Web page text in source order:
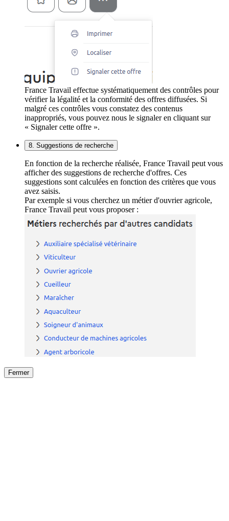
France Travail effectue systématiquement des contrôles pour
vérifier la légalité et la conformité des offres diffusées. Si
malgré ces contrôles vous constatez des contenus
inappropriés, vous pouvez nous le signaler en cliquant sur
« Signaler cette offre ».
8. Suggestions de recherche
En fonction de la recherche réalisée, France Travail peut vous
afficher des suggestions de recherche d'offres. Ces
suggestions sont calculées en fonction des critères que vous
avez saisis.
Par exemple si vous cherchez un métier d'ouvrier agricole,
France Travail peut vous proposer :
Fermer